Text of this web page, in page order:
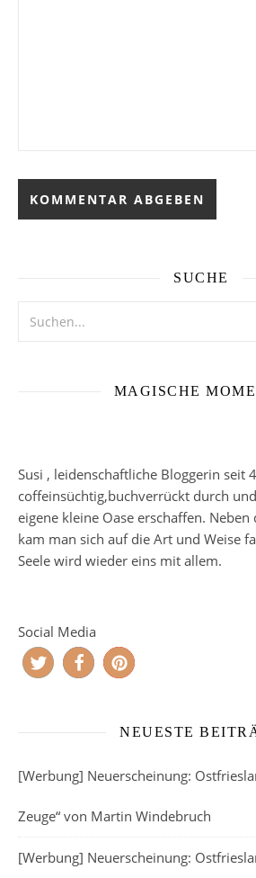
SUCHE
MAGISCHE
Susi , leidenschaftliche Bloggerin seit
coffeinsüchtig,buchverrückt durch
eigene kleine Oase erschaffen.
kam man sich auf die Art und Weise
Seele wird wieder eins mit allem.
Social Media
NEUESTE
[Werbung] Neuerscheinung:
Zeuge“ von Martin Windebruch
[Werbung] Neuerscheinung: